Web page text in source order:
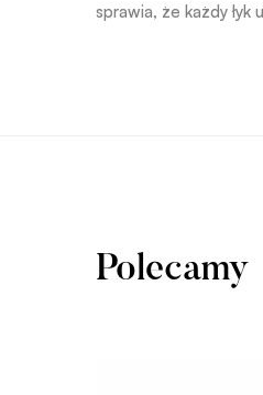
sprawia, że każdy łyk
Polecamy